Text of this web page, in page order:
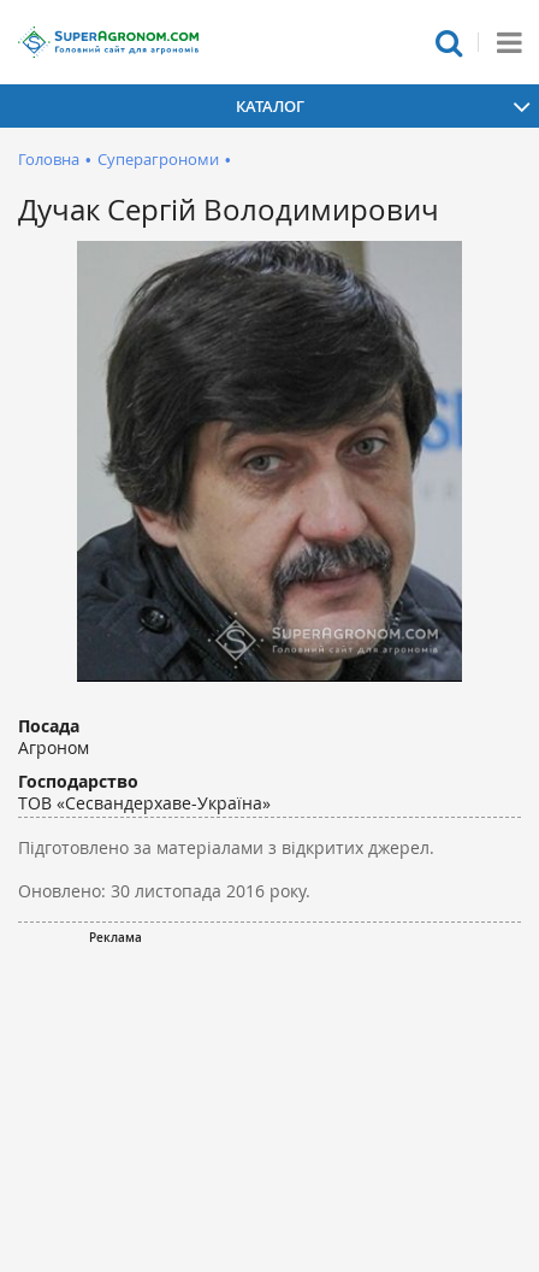
КАТАЛОГ
Головна • Суперагрономи •
Дучак Сергій Володимирович
Посада
Агроном
Господарство
ТОВ «Сесвандерхаве-Україна»
Підготовлено за матеріалами з відкритих джерел.
Оновлено: 30 листопада 2016 року.